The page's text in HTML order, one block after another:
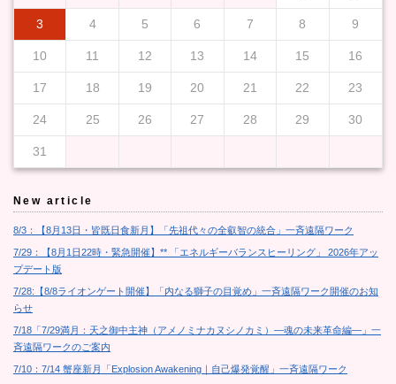
3 4 5 6 7 8 9
10 11 12 13 14 15 16
17 18 19 20 21 22 23
24 25 26 27 28 29 30
31
New article
8/3：【8月13日・皆既日食新月】「先祖代々の全叡智の統合」一斉遠隔ワーク
7/29：【8月1日22時・緊急開催】** 「エネルギーバランスヒーリング」 2026年アッ
プデート版
7/28:【8/8ライオンゲート開催】「内なる獅子の目覚め」一斉遠隔ワーク開催のお知
らせ
7/18「7/29満月：天之御中主神（アメノミナカヌシノカミ）―魂の未来革命編―」一
斉遠隔ワークのご案内
7/10：7/14 蟹座新月「Explosion Awakening｜自己爆発覚醒」一斉遠隔ワーク